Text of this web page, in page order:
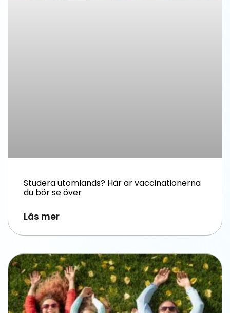
Studera utomlands? Här är vaccinationerna
du bör se över
Läs mer